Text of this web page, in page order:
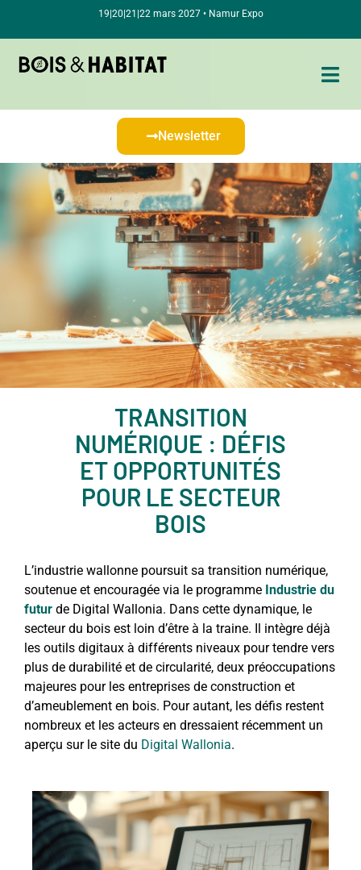
19|20|21|22 mars 2027 • Namur Expo
Newsletter
TRANSITION
NUMÉRIQUE : DÉFIS
ET OPPORTUNITÉS
POUR LE SECTEUR
BOIS
L’industrie wallonne poursuit sa transition numérique,
soutenue et encouragée via le programme Industrie du
futur de Digital Wallonia. Dans cette dynamique, le
secteur du bois est loin d’être à la traine. Il intègre déjà
les outils digitaux à différents niveaux pour tendre vers
plus de durabilité et de circularité, deux préoccupations
majeures pour les entreprises de construction et
d’ameublement en bois. Pour autant, les défis restent
nombreux et les acteurs en dressaient récemment un
aperçu sur le site du Digital Wallonia.